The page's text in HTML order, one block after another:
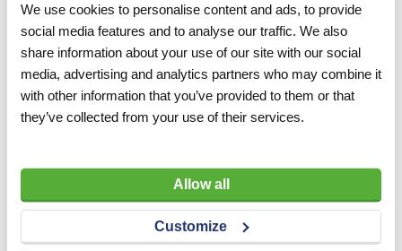
We use cookies to personalise content and ads, to provide
social media features and to analyse our traffic. We also
share information about your use of our site with our social
media, advertising and analytics partners who may combine it
with other information that you’ve provided to them or that
they’ve collected from your use of their services.
Allow all
Customize
VLAK | Rechthoek
VERLANGLIJST
VERGELIJKEN